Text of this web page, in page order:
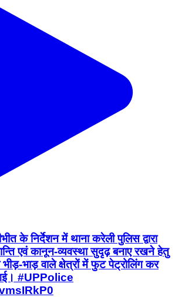
के निर्देशन में थाना करेली पुलिस द्वारा
एवं कानून-व्यवस्था सुदृढ़ बनाए रखने हेतु
भीड़-भाड़ वाले क्षेत्रों में फुट पेट्रोलिंग कर
गई। #UPPolice